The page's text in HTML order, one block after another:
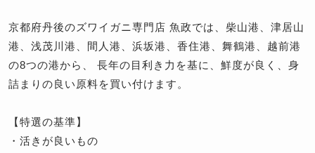
京都府丹後のズワイガニ専門店 魚政では、柴山港、津居山
港、浅茂川港、間人港、浜坂港、香住港、舞鶴港、越前港
の8つの港から、 長年の目利き力を基に、鮮度が良く、身
詰まりの良い原料を買い付けます。
【特選の基準】
・活きが良いもの